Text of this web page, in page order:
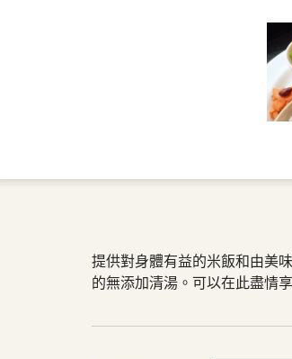
提供對身體有益的米飯和由美
的無添加清湯。可以在此盡情